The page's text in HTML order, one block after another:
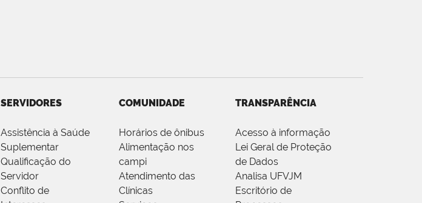
SERVIDORES
Assistência à Saúde
Suplementar
Qualificação do
Servidor
Conflito de
COMUNIDADE
Horários de ônibus
Alimentação nos
campi
Atendimento das
Clínicas
TRANSPARÊNCIA
Acesso à informação
Lei Geral de Proteção
de Dados
Analisa UFVJM
Escritório de